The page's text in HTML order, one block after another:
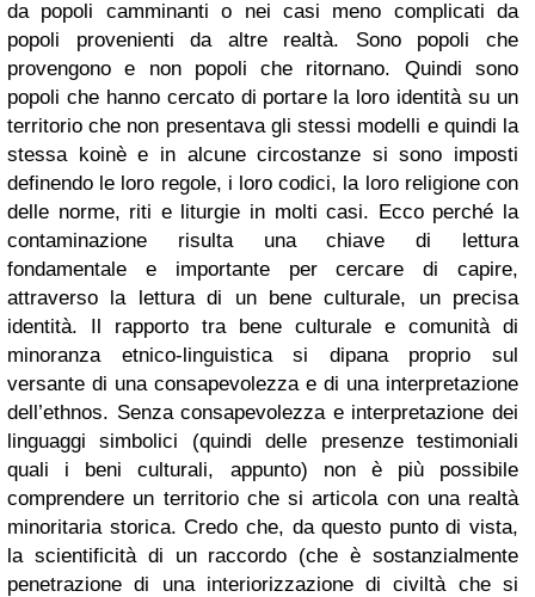
da popoli camminanti o nei casi meno complicati da
popoli provenienti da altre realtà. Sono popoli che
provengono e non popoli che ritornano. Quindi sono
popoli che hanno cercato di portare la loro identità su un
territorio che non presentava gli stessi modelli e quindi la
stessa koinè e in alcune circostanze si sono imposti
definendo le loro regole, i loro codici, la loro religione con
delle norme, riti e liturgie in molti casi. Ecco perché la
contaminazione risulta una chiave di lettura
fondamentale e importante per cercare di capire,
attraverso la lettura di un bene culturale, un precisa
identità. Il rapporto tra bene culturale e comunità di
minoranza etnico-linguistica si dipana proprio sul
versante di una consapevolezza e di una interpretazione
dell’ethnos. Senza consapevolezza e interpretazione dei
linguaggi simbolici (quindi delle presenze testimoniali
quali i beni culturali, appunto) non è più possibile
comprendere un territorio che si articola con una realtà
minoritaria storica. Credo che, da questo punto di vista,
la scientificità di un raccordo (che è sostanzialmente
penetrazione di una interiorizzazione di civiltà che si